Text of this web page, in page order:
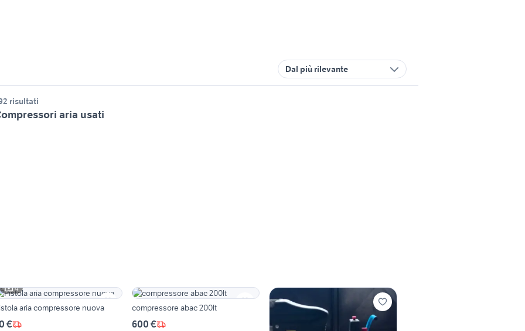
Dal più rilevante
risultati
aria usati
4
aria compressore nuova
€
compressore abac 200lt
600 €